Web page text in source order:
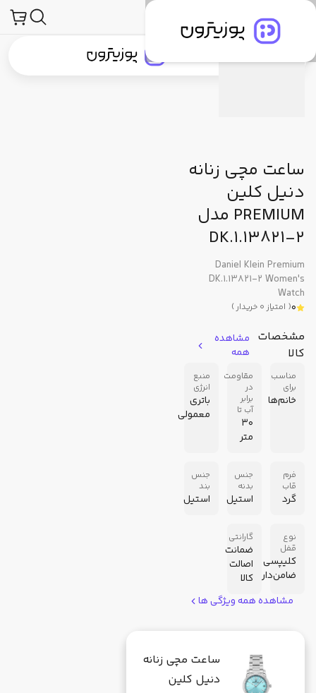
جستجو در
ساعت مچی
ساعت مچی زنانه
دنیل کلین
PREMIUM مدل
DK.1.13821-2
Daniel Klein Premium
DK.1.13821-2 Women's
Watch
0
( امتیاز 0 خریدار)
مشخصات
کالا
مشاهده
همه
مناسب
برای
خانم‌ها
مقاومت
در
برابر
آب تا
30
متر
منبع
انرژی
باتری
معمولی
فرم
قاب
گرد
جنس
بدنه
استیل
جنس
بند
استیل
نوع
قفل
کلیپسی
ضامن‌دار
گارانتی
ضمانت
اصالت
کالا
مشاهده همه ویژگی ها
ساعت مچی زنانه
دنیل کلین
مشخصات فنی